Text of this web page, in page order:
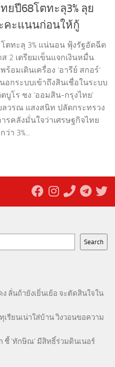
ยปี68โตทะลุ3% ลุย
ะคะแนนก่อนให้กู้
โตทะลุ 3% แน่นอน ฟุ้งรัฐอัดฉีด
2 เตรียมเข็นแจกเงินหมื่น
อมเดินเครื่อง ‘อารีย์ สกอร์’
กระบบเข้าถึงสินเชื่อในระบบ
บูโร ชง ‘ออมสิน-กรุงไทย’
ลวรณ แสงสนิท ปลัดกระทรวง
รคลังมั่นใจว่าเศรษฐกิจไทย
า 3%...
Search
ลั่นถ้ายังเยิ่นเย้อ จะตัดสินใจใน
รียนเน่าใส่บ้าน วิงวอนขอความ
ชี้ ‘ทักษิณ’ มีสิทธิ์ร่วมดินเนอร์